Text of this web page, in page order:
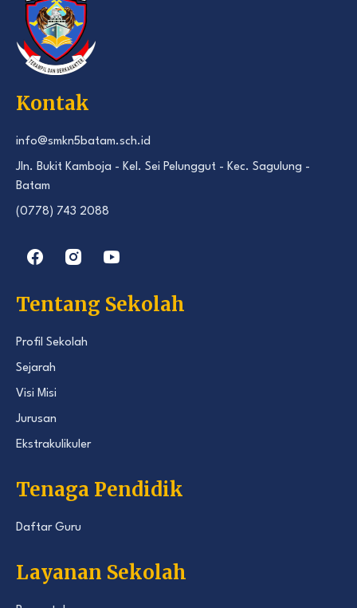
Kontak
info@smkn5batam.sch.id
Jln. Bukit Kamboja - Kel. Sei Pelunggut - Kec. Sagulung -
Batam
(0778) 743 2088
Tentang Sekolah
Profil Sekolah
Sejarah
Visi Misi
Jurusan
Ekstrakulikuler
Tenaga Pendidik
Daftar Guru
Layanan Sekolah